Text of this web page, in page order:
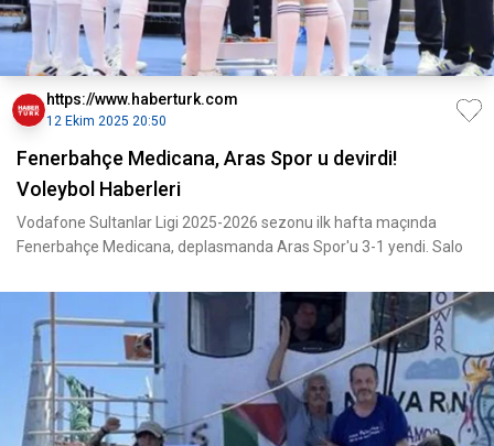
https://www.haberturk.com
12 Ekim 2025 20:50
Fenerbahçe Medicana, Aras Spor u devirdi!
Voleybol Haberleri
Vodafone Sultanlar Ligi 2025-2026 sezonu ilk hafta maçında
Fenerbahçe Medicana, deplasmanda Aras Spor'u 3-1 yendi. Salo